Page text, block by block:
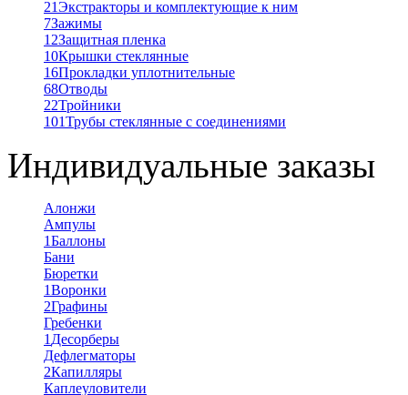
21Экстракторы и комплектующие к ним
7Зажимы
12Защитная пленка
10Крышки стеклянные
16Прокладки уплотнительные
68Отводы
22Тройники
101Трубы стеклянные с соединениями
Индивидуальные заказы
Алонжи
Ампулы
1Баллоны
Бани
Бюретки
1Воронки
2Графины
Гребенки
1 Десорберы
Дефлегматоры
2Капилляры
Каплеуловители